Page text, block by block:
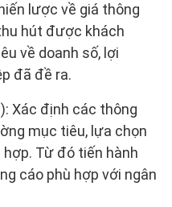
lược về giá thông
hút được khách
về doanh số, lợi
đã đề ra.
Xác định các thông
mục tiêu, lựa chọn
Từ đó tiến hành
cáo phù hợp với ngân